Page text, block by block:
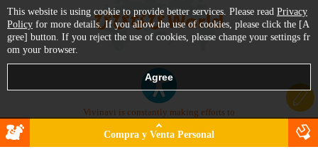
Vivinavi is constantly making efforts to
improve accessibility.
Compra y Venta Personal
This website is using cookie to provide better services. Please read Privacy
Policy for more details. If you allow the use of cookies, please click the [A
gree] button. If you reject the use of cookies, please change your settings fr
om your browser.